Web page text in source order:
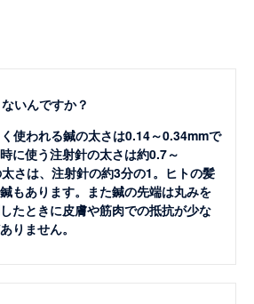
いんですか？
使われる鍼の太さは0.14～0.34mmで
に使う注射針の太さは約0.7～
さは、注射針の約3分の1。ヒトの髪
もあります。また鍼の先端は丸みを
たときに皮膚や筋肉での抵抗が少な
りません。